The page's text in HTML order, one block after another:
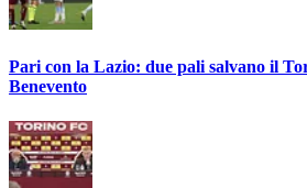
Pari con la Lazio: due pali salvano il
Benevento